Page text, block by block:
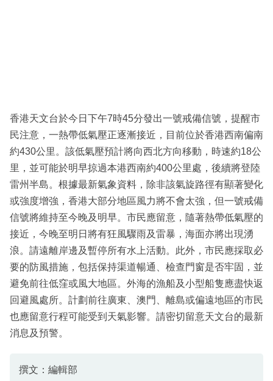
香港天文台於今日下午7時45分發出一號戒備信號，提醒市
民注意，一熱帶低氣壓正逐漸接近，目前位於香港西南偏南
約430公里。該低氣壓預計將向西北方向移動，時速約18公
里，並可能於明早掠過本港西南約400公里處，後續將登陸
雷州半島。根據最新氣象資料，除非該氣旋路徑有顯著變化
或強度增強，香港大部分地區風力將不會太強，但一號戒備
信號將維持至今晚及明早。市民應留意，隨著熱帶低氣壓的
接近，今晚至明日將有狂風驟雨及雷暴，海面亦將出現湧
浪。請遠離岸邊及暫停所有水上活動。此外，市民應採取必
要的防風措施，包括保持渠道暢通、檢查門窗是否牢固，並
避免前往低窪或風大地區。外海的漁船及小型船隻應盡快返
回避風處所。計劃前往廣東、澳門、離島或偏遠地區的市民
也應留意行程可能受到天氣影響。請密切留意天文台的最新
消息及預警。
撰文：編輯部